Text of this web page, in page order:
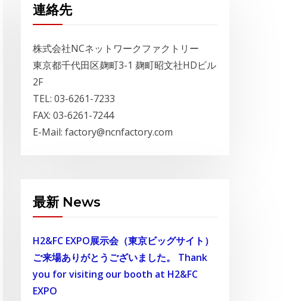
連絡先
株式会社NCネットワークファクトリー
東京都千代田区麹町3-1 麹町昭文社HDビル
2F
TEL: 03-6261-7233
FAX: 03-6261-7244
E-Mail: factory@ncnfactory.com
最新 News
H2&FC EXPO展示会（東京ビッグサイト）
ご来場ありがとうございました。 Thank
you for visiting our booth at H2&FC
EXPO